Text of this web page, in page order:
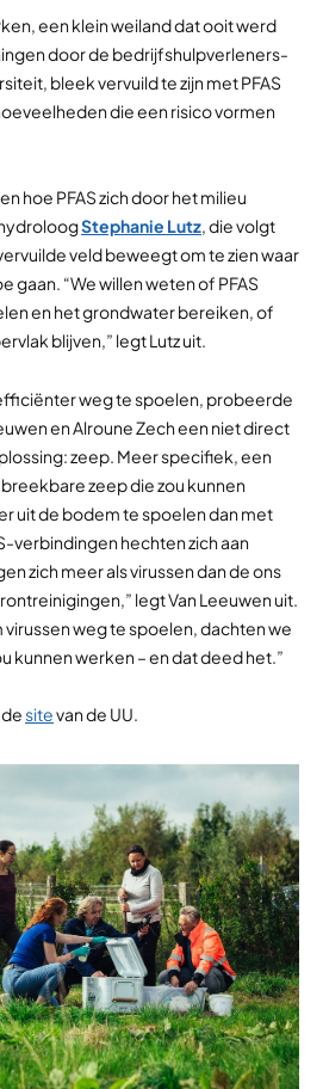
een klein weiland dat ooit werd
door de bedrijfshulpverleners-
bleek vervuild te zijn met PFAS
die een risico vormen
hoe PFAS zich door het milieu
Stephanie Lutz, die volgt
veld beweegt om te zien waar
gaan. “We willen weten of PFAS
en het grondwater bereiken, of
blijven,” legt Lutz uit.
weg te spoelen, probeerde
en Alroune Zech een niet direct
zeep. Meer specifiek, een
zeep die zou kunnen
uit de bodem te spoelen dan met
verbindingen hechten zich aan
zich meer als virussen dan de ons
legt Van Leeuwen uit.
virussen weg te spoelen, dachten we
kunnen werken – en dat deed het.”
sitevan de UU.